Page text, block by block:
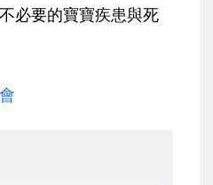
必要的寶寶疾患與死